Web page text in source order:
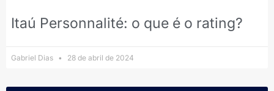
Itaú Personnalité: o que é o rating?
Gabriel Dias 28 de abril de 2024